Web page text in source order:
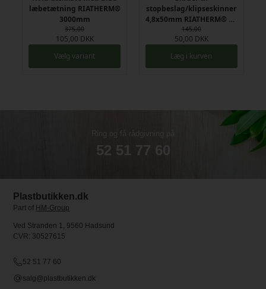
læbetætning RIATHERM®
3000mm
375,00
105,00 DKK
Vælg variant
stopbeslag/klipseskinner
4,8x50mm RIATHERM® 50
stk
145,00
50,00 DKK
Læg i kurven
Ring og få rådgivning på
52 51 77 60
Plastbutikken.dk
Part of HM-Group
Ved Stranden 1, 9560 Hadsund
CVR: 30527615
52 51 77 60
salg@plastbutikken.dk